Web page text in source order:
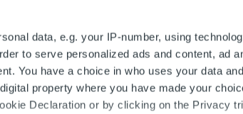
data, e.g. your IP-number, using
to serve personalized ads and content, ad
You have a choice in who uses your data
property where you have made your
Declaration or by clicking on the Privacy